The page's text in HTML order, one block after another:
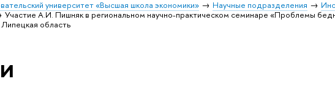
университет «Высшая школа экономики» Научные подразделения
Участие А.И. Пишняк в региональном научно-практическом семинаре «Проблемы
область